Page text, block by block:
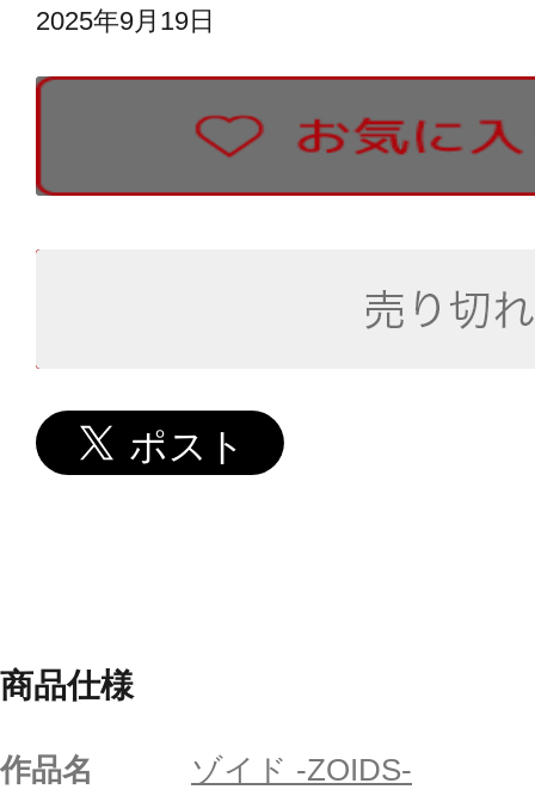
2025年9月19日
商品仕様
作品名
ゾイド -ZOIDS-